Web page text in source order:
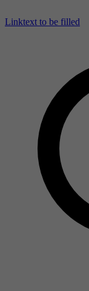
Linktext to be filled